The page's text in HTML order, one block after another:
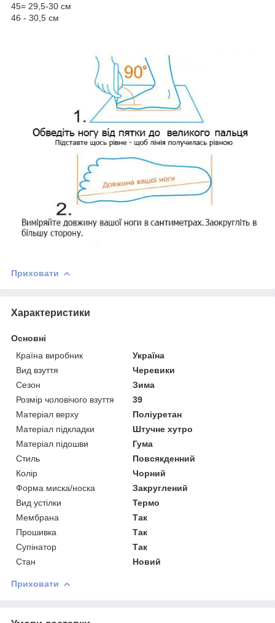
45= 29,5-30 см
46 - 30,5 см
Приховати
Характеристики
Основні
Країна виробник
Україна
Вид взуття
Черевики
Сезон
Зима
Розмір чоловічого взуття
39
Матеріал верху
Поліуретан
Матеріал підкладки
Штучне хутро
Матеріал підошви
Гума
Стиль
Повсякденний
Колір
Чорний
Форма миска/носка
Закруглений
Вид устілки
Термо
Мембрана
Так
Прошивка
Так
Супінатор
Так
Стан
Новий
Приховати